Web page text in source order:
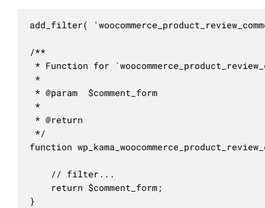
add_filter(
/**
* Function for
*
* @param  $comment_form
*
* @return
*/
function
}